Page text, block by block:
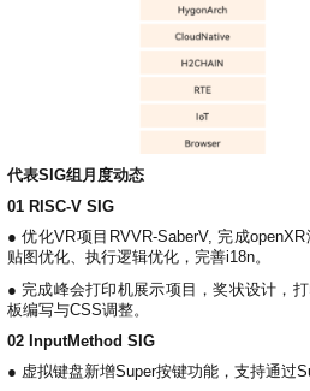
代表SIG组月度动态
01 RISC-V SIG
● 优化VR项目RVVR-SaberV, 完成
贴图优化、执行逻辑优化，完善i18n。
●完成峰会打印机展示项目，奖状设计，
板编写与CSS调整。
02 InputMethod SIG
● 虚拟键盘新增Super按键功能，支持通过